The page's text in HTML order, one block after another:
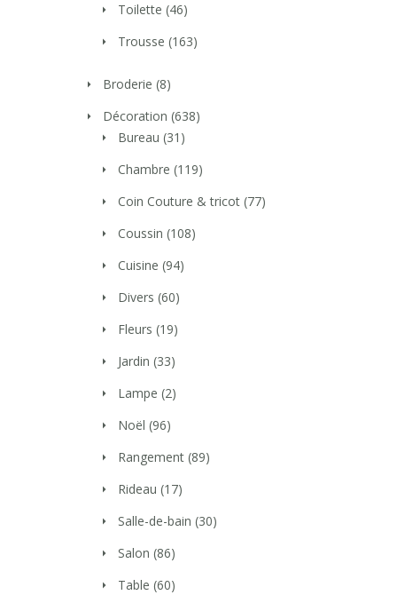
Toilette (46)
Trousse (163)
Broderie (8)
Décoration (638)
Bureau (31)
Chambre (119)
Coin Couture & tricot (77)
Coussin (108)
Cuisine (94)
Divers (60)
Fleurs (19)
Jardin (33)
Lampe (2)
Noël (96)
Rangement (89)
Rideau (17)
Salle-de-bain (30)
Salon (86)
Table (60)